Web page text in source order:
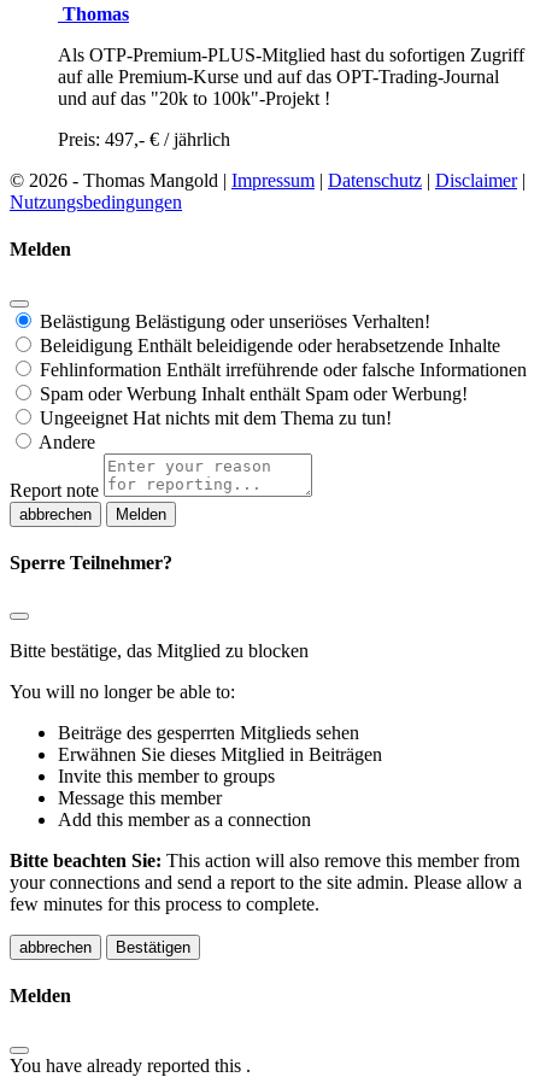
Thomas
Als OTP-Premium-PLUS-Mitglied hast du sofortigen Zugriff
auf alle Premium-Kurse und auf das OPT-Trading-Journal
und auf das "20k to 100k"-Projekt !
Preis: 497,- € / jährlich
© 2026 - Thomas Mangold | Impressum | Datenschutz | Disclaimer|
Nutzungsbedingungen
Melden
Belästigung Belästigung oder unseriöses Verhalten!
Beleidigung Enthält beleidigende oder herabsetzende Inhalte
Fehlinformation Enthält irreführende oder falsche Informationen
Spam oder Werbung Inhalt enthält Spam oder Werbung!
Ungeeignet Hat nichts mit dem Thema zu tun!
Andere
Report note
Melden
Sperre Teilnehmer?
Bitte bestätige, das Mitglied zu blocken
You will no longer be able to:
Beiträge des gesperrten Mitglieds sehen
Erwähnen Sie dieses Mitglied in Beiträgen
Invite this member to groups
Message this member
Add this member as a connection
Bitte beachten Sie: This action will also remove this member from
your connections and send a report to the site admin. Please allow a
few minutes for this process to complete.
Bestätigen
Melden
You have already reported this .